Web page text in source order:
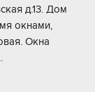
д.13. Дом
окнами,
Окна